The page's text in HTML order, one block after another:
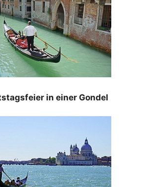
in einer Gondel